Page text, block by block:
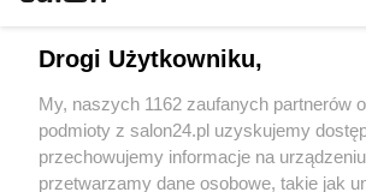
Sport
Społeczeństwo
Drogi Użytkowniku,
My, naszych 1162 zaufanych partnerów
podmioty z salon24.pl uzyskujemy
przechowujemy informacje na
przetwarzamy dane osobowe, takie jak